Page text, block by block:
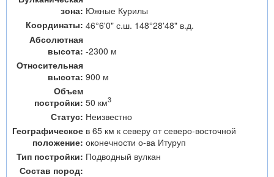
зона: Южные Курилы
Координаты: 46°6'0" с.ш. 148°28'48" в.д.
Абсолютная
высота: -2300 м
Относительная
высота: 900 м
Объем
постройки: 50 км3
Статус: Неизвестно
Географическое
положение:
в 65 км к северу от северо-восточной
оконечности о-ва Итуруп
Тип постройки: Подводный вулкан
Состав пород: